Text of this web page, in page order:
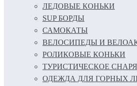
ЛЕДОВЫЕ КОНЬКИ
SUP БОРДЫ
САМОКАТЫ
ВЕЛОСИПЕДЫ И
РОЛИКОВЫЕ КОНЬКИ
ТУРИСТИЧЕСКОЕ
ОДЕЖДА ДЛЯ ГОРНЫХ